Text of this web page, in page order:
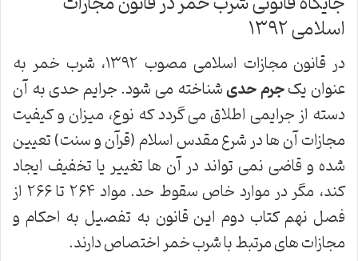
اسلامی ۱۳۹۲
در قانون مجازات اسلامی مصوب ۱۳۹۲، شرب خمر به
عنوان یکجرم حدیشناخته می شود. جرایم حدی به آن
دسته از جرایمی اطلاق می گردد که نوع، میزان و کیفیت
مجازات آن ها در شرع مقدس اسلام (قرآن و سنت) تعیین
شده و قاضی نمی تواند در آن ها تغییر یا تخفیف ایجاد
کند، مگر در موارد خاص سقوط حد. مواد ۲۶۴ تا ۲۶۶ از
فصل نهم کتاب دوم این قانون به تفصیل به احکام و
مجازات های مرتبط با شرب خمر اختصاص دارند.